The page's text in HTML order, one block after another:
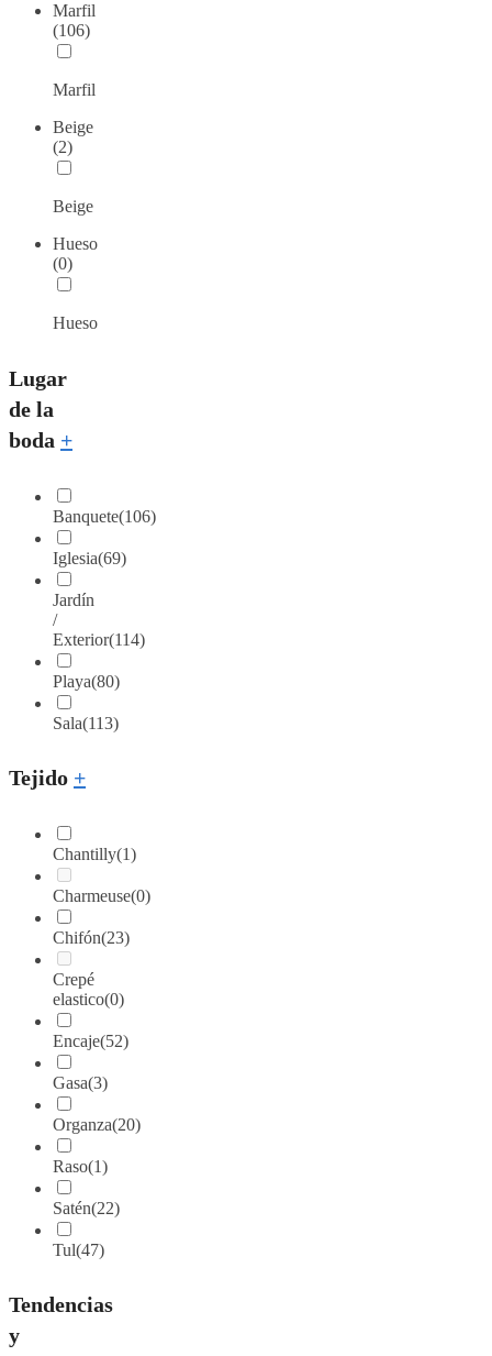
Marfil
(106)
Marfil
Beige
(2)
Beige
Hueso
(0)
Hueso
Lugar
de la
boda +
Banquete(106)
Iglesia(69)
Jardín
/
Exterior(114)
Playa(80)
Sala(113)
Tejido +
Chantilly(1)
Charmeuse(0)
Chifón(23)
Crepé
elastico(0)
Encaje(52)
Gasa(3)
Organza(20)
Raso(1)
Satén(22)
Tul(47)
Tendencias
y